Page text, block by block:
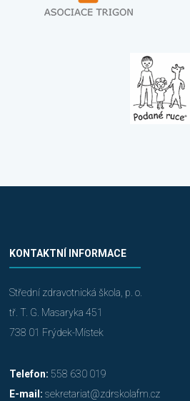
KONTAKTNÍ INFORMACE
Střední zdravotnická škola, p. o.
tř. T. G. Masaryka 451
738 01 Frýdek-Místek
Telefon: 558 630 019
E-mail: sekretariat@zdrskolafm.cz